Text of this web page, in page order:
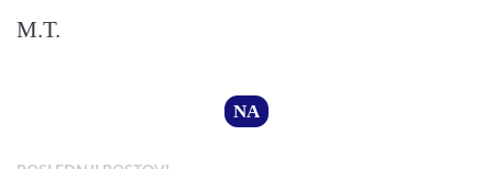
M.T.
NA